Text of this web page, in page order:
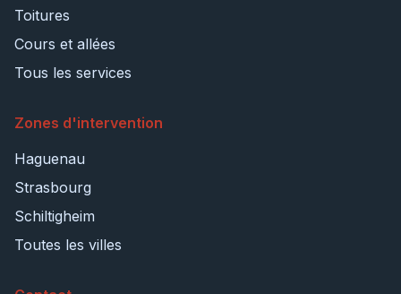
Toitures
Cours et allées
Tous les services
Zones d'intervention
Haguenau
Strasbourg
Schiltigheim
Toutes les villes